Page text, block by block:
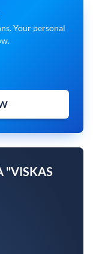
Your personal
"VISKAS